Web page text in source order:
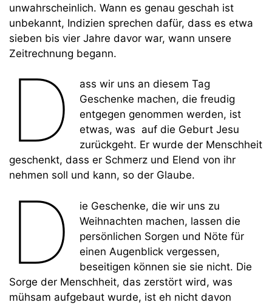
unwahrscheinlich. Wann es genau geschah ist
unbekannt, Indizien sprechen dafür, dass es etwa
sieben bis vier Jahre davor war, wann unsere
Zeitrechnung begann.
D
ass wir uns an diesem Tag
Geschenke machen, die freudig
entgegen genommen werden, ist
etwas, was auf die Geburt Jesu
zurückgeht. Er wurde der Menschheit
geschenkt, dass er Schmerz und Elend von ihr
nehmen soll und kann, so der Glaube.
D
ie Geschenke, die wir uns zu
Weihnachten machen, lassen die
persönlichen Sorgen und Nöte für
einen Augenblick vergessen,
beseitigen können sie sie nicht. Die
Sorge der Menschheit, das zerstört wird, was
mühsam aufgebaut wurde, ist eh nicht davon